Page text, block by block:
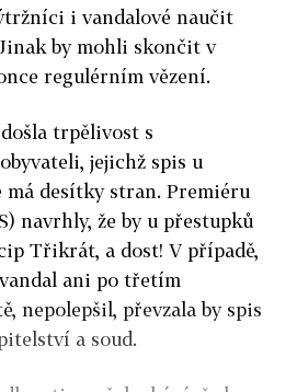
i vandalové naučit
by mohli skončit v
regulérním vězení.
trpělivost s
jejichž spis u
má desítky stran. Premiéru
navrhly, že by u přestupků
Třikrát, a dost! V případě,
ani po třetím
nepolepšil, převzala by spis
a soud.